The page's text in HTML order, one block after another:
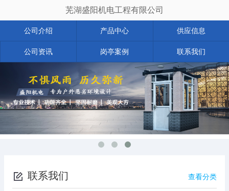
芜湖盛阳机电工程有限公司
公司介绍 产品中心 供应信息
公司资讯 岗亭案例 联系我们
联系我们 查看分类